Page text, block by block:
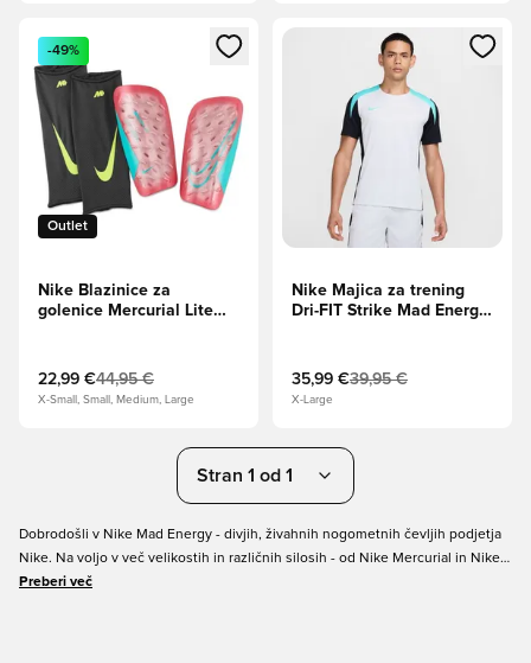
Odpre Modal za prijavo ali vpis kot član
Outlet
-49%
Nike Blazinice za
golenice Mercurial Lite
22,99 €44,95 €
X-Small, Small, Medium, Large
Odpre Modal za prijavo ali
Nike Majica za trening
Dri-FIT Strike Mad Energy
35,99 €39,95 €
X-Large
Stran 1 od 1
Dobrodošli v Nike Mad Energy - divjih, živahnih nogometnih čevljih podjetja
Nike. Na voljo v več velikostih in različnih silosih - od Nike Mercurial in Nike
Phantom do Nike Tiempo. Ti nogometni čevlji, oblikovani v dinamični beli in
Preberi več